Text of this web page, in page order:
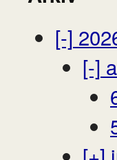
[-]
[-]